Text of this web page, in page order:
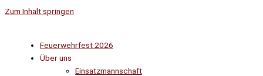
Zum Inhalt springen
Feuerwehrfest 2026
Über uns
Einsatzmannschaft